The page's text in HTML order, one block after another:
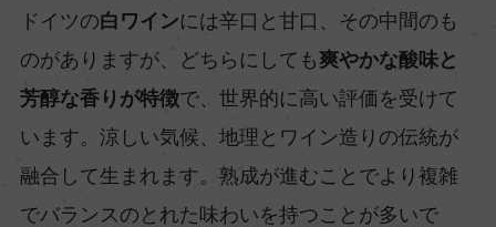
ドイツの白ワインには辛口と甘口、その中間のも
のがありますが、どちらにしても爽やかな酸味と
芳醇な香りが特徴で、世界的に高い評価を受けて
います。涼しい気候、地理とワイン造りの伝統が
融合して生まれます。熟成が進むことでより複雑
でバランスのとれた味わいを持つことが多いで